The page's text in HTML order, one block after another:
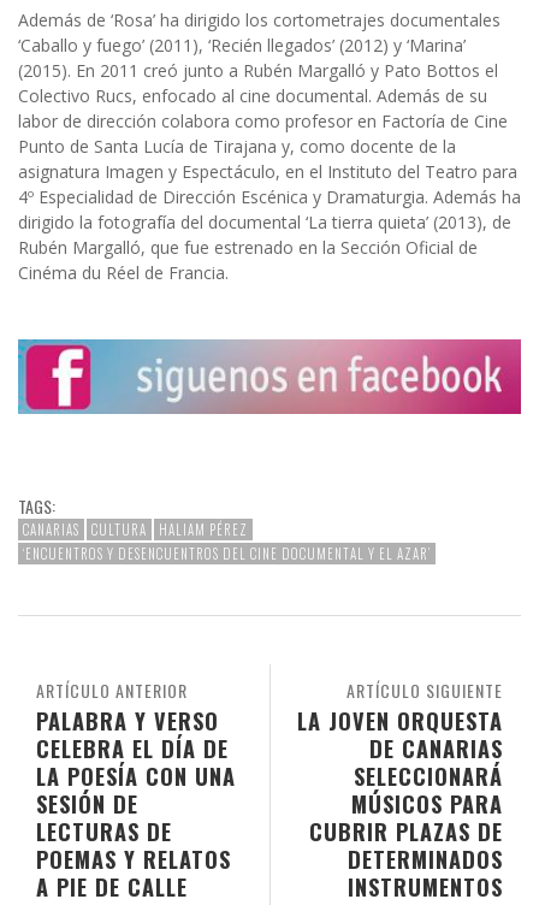
Además de ‘Rosa’ ha dirigido los cortometrajes documentales
‘Caballo y fuego’ (2011), ‘Recién llegados’ (2012) y ‘Marina’
(2015). En 2011 creó junto a Rubén Margalló y Pato Bottos el
Colectivo Rucs, enfocado al cine documental. Además de su
labor de dirección colabora como profesor en Factoría de Cine
Punto de Santa Lucía de Tirajana y, como docente de la
asignatura Imagen y Espectáculo, en el Instituto del Teatro para
4º Especialidad de Dirección Escénica y Dramaturgia. Además ha
dirigido la fotografía del documental ‘La tierra quieta’ (2013), de
Rubén Margalló, que fue estrenado en la Sección Oficial de
Cinéma du Réel de Francia.
TAGS:
CANARIAS CULTURA
HALIAM PÉREZ
‘ENCUENTROS Y DESENCUENTROS DEL CINE DOCUMENTAL Y EL AZAR’
ARTÍCULO SIGUIENTE
LA JOVEN ORQUESTA
DE CANARIAS
SELECCIONARÁ
MÚSICOS PARA
CUBRIR PLAZAS DE
DETERMINADOS
INSTRUMENTOS
ARTÍCULO ANTERIOR
PALABRA Y VERSO
CELEBRA EL DÍA DE
LA POESÍA CON UNA
SESIÓN DE
LECTURAS DE
POEMAS Y RELATOS
A PIE DE CALLE